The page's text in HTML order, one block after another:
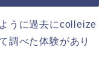
うに過去にcolleize
調べた体験があり